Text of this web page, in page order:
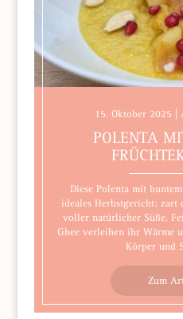
15. Oktober 2025 |
POLENTA
Diese Polenta mit
ideales Herbstgericht: zart
voller natürlicher Süße.
Ghee verleihen ihr Wärme
Körper und
Zum